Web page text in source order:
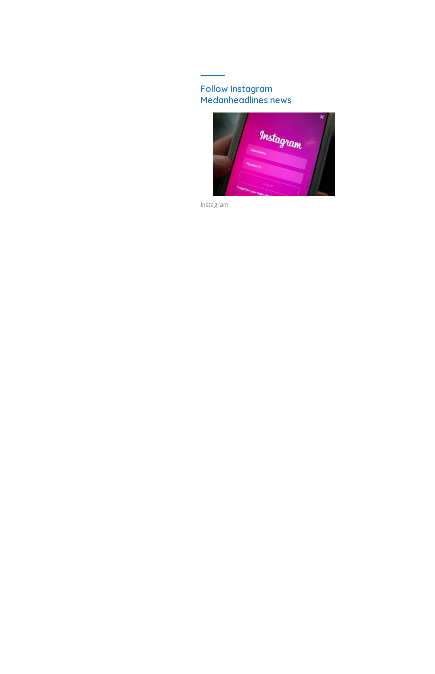
Follow Instagram
Medanheadlines.news
Instagram